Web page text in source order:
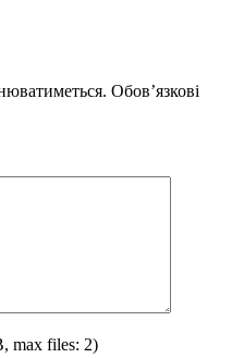
Обов’язкові
max files: 2)